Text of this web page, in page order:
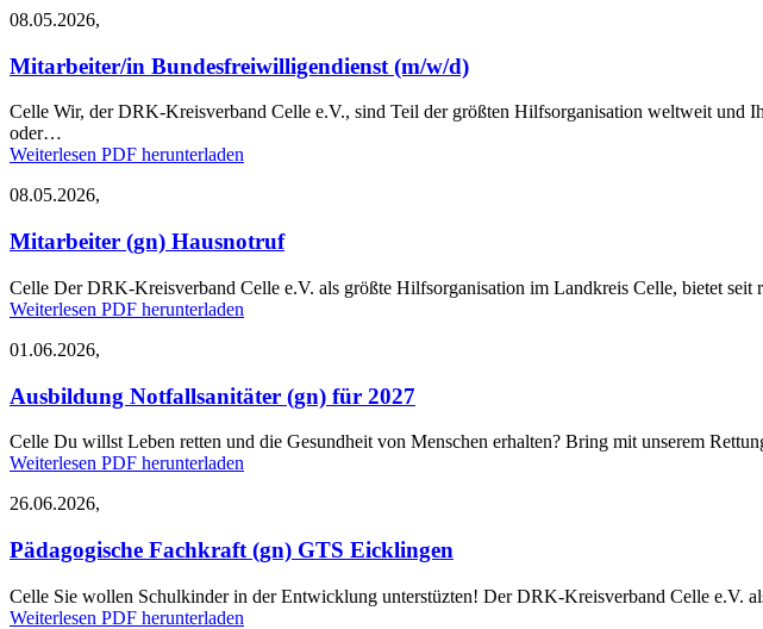
08.05.2026,
Mitarbeiter/in Bundesfreiwilligendienst (m/w/d)
Celle Wir, der DRK-Kreisverband Celle e.V., sind Teil der größten Hilfsorganisation weltweit und
oder…
Weiterlesen PDF herunterladen
08.05.2026,
Mitarbeiter (gn) Hausnotruf
Celle Der DRK-Kreisverband Celle e.V. als größte Hilfsorganisation im Landkreis Celle, bietet
Weiterlesen PDF herunterladen
01.06.2026,
Ausbildung Notfallsanitäter (gn) für 2027
Celle Du willst Leben retten und die Gesundheit von Menschen erhalten? Bring mit unserem
Weiterlesen PDF herunterladen
26.06.2026,
Pädagogische Fachkraft (gn) GTS Eicklingen
Celle Sie wollen Schulkinder in der Entwicklung unterstüzten! Der DRK-Kreisverband Celle e.V.
Weiterlesen PDF herunterladen